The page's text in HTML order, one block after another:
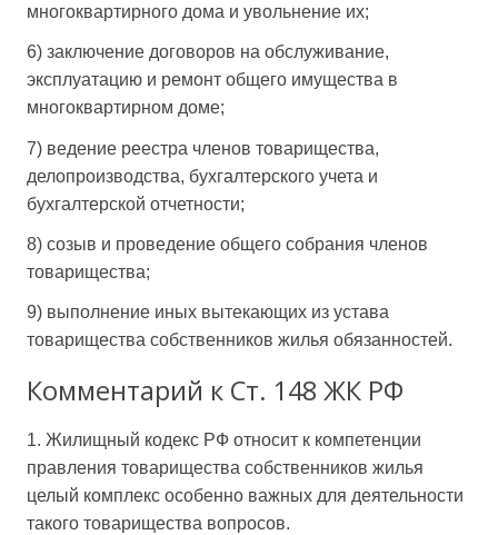
многоквартирного дома и увольнение их;
6) заключение договоров на обслуживание,
эксплуатацию и ремонт общего имущества в
многоквартирном доме;
7) ведение реестра членов товарищества,
делопроизводства, бухгалтерского учета и
бухгалтерской отчетности;
8) созыв и проведение общего собрания членов
товарищества;
9) выполнение иных вытекающих из устава
товарищества собственников жилья обязанностей.
Комментарий к Ст. 148 ЖК РФ
1. Жилищный кодекс РФ относит к компетенции
правления товарищества собственников жилья
целый комплекс особенно важных для деятельности
такого товарищества вопросов.